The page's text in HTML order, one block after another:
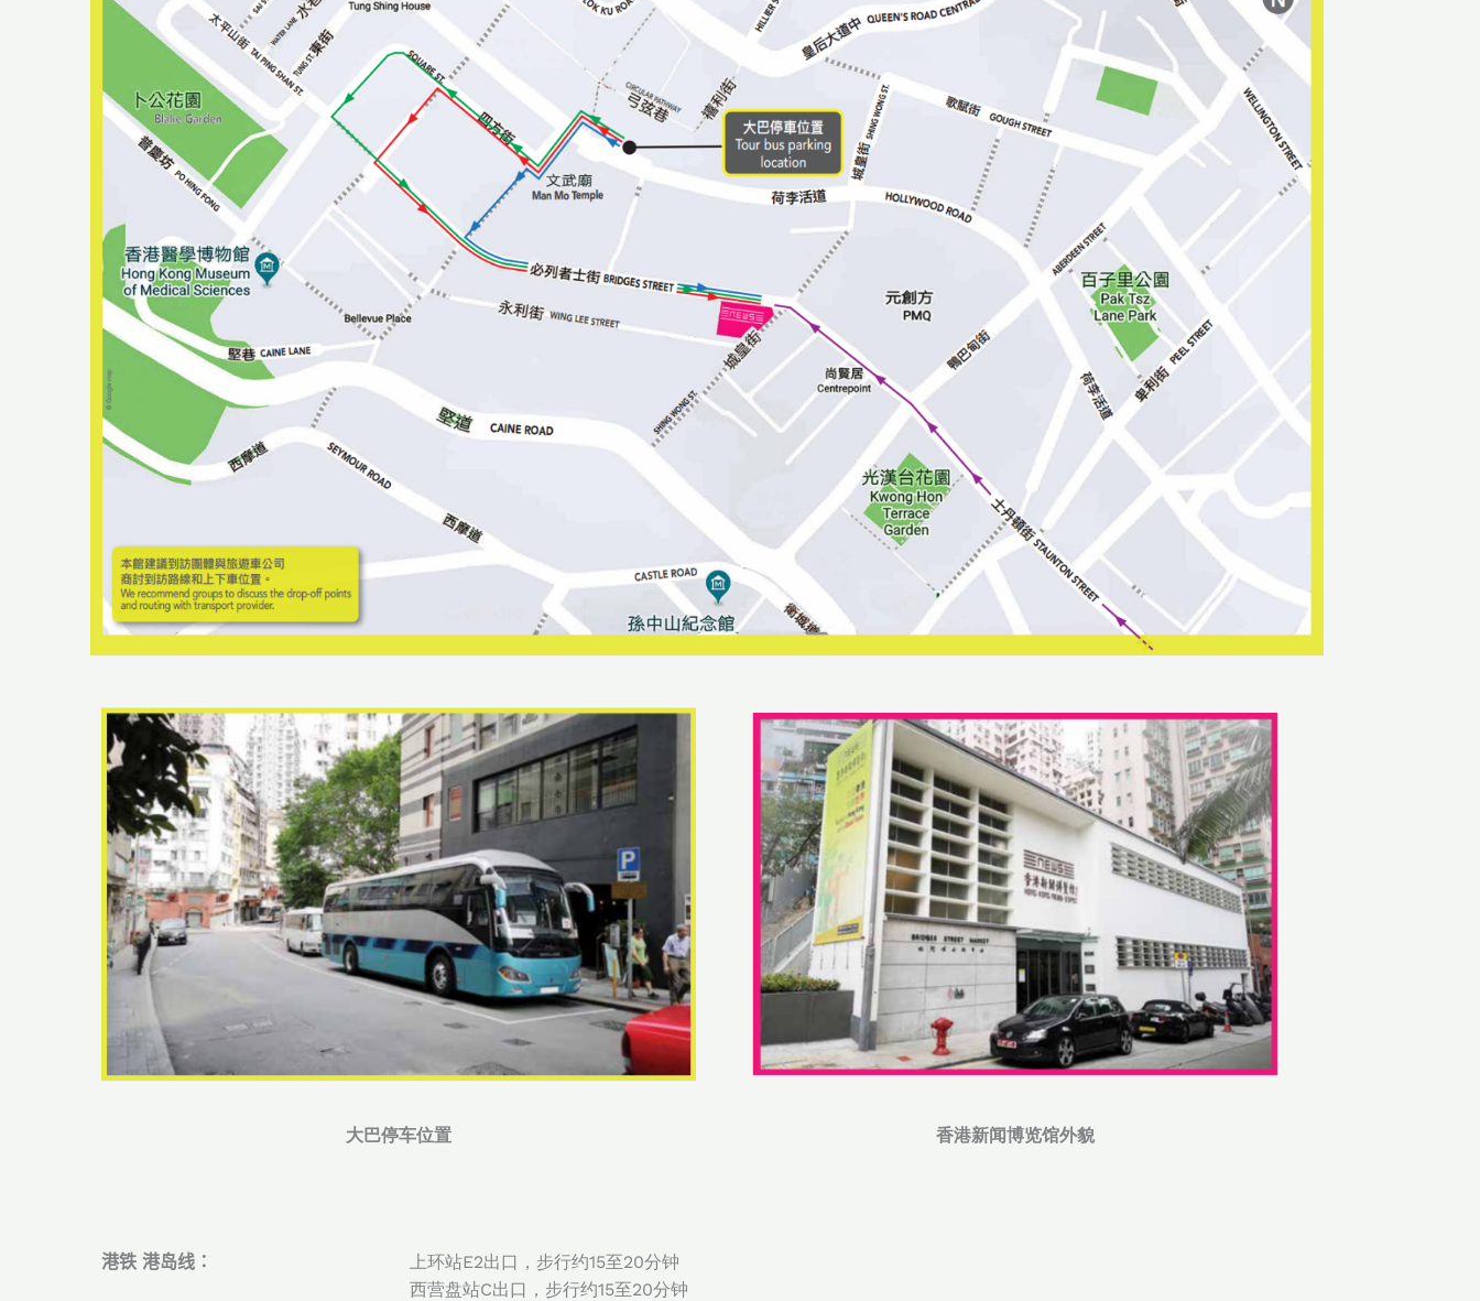
大巴停车位置 香港新闻博览馆外貌
港铁 港岛线：
上环站E2出口，步行约15至20分钟
西营盘站C出口，步行约15至20分钟